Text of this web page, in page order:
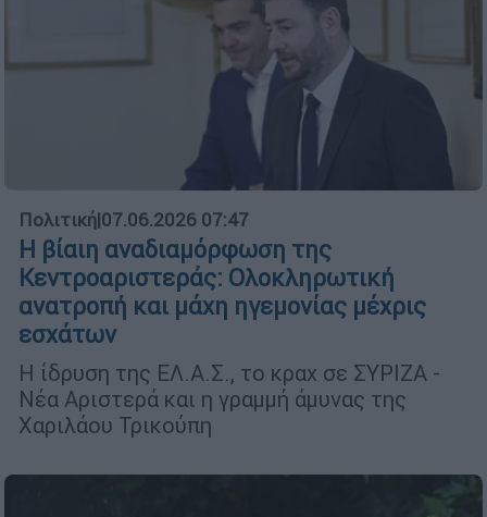
Πολιτική|07.06.2026 07:47
Η βίαιη αναδιαμόρφωση της
Κεντροαριστεράς: Ολοκληρωτική
ανατροπή και μάχη ηγεμονίας μέχρις
εσχάτων
Η ίδρυση της ΕΛ.Α.Σ., το κραχ σε ΣΥΡΙΖΑ -
Νέα Αριστερά και η γραμμή άμυνας της
Χαριλάου Τρικούπη